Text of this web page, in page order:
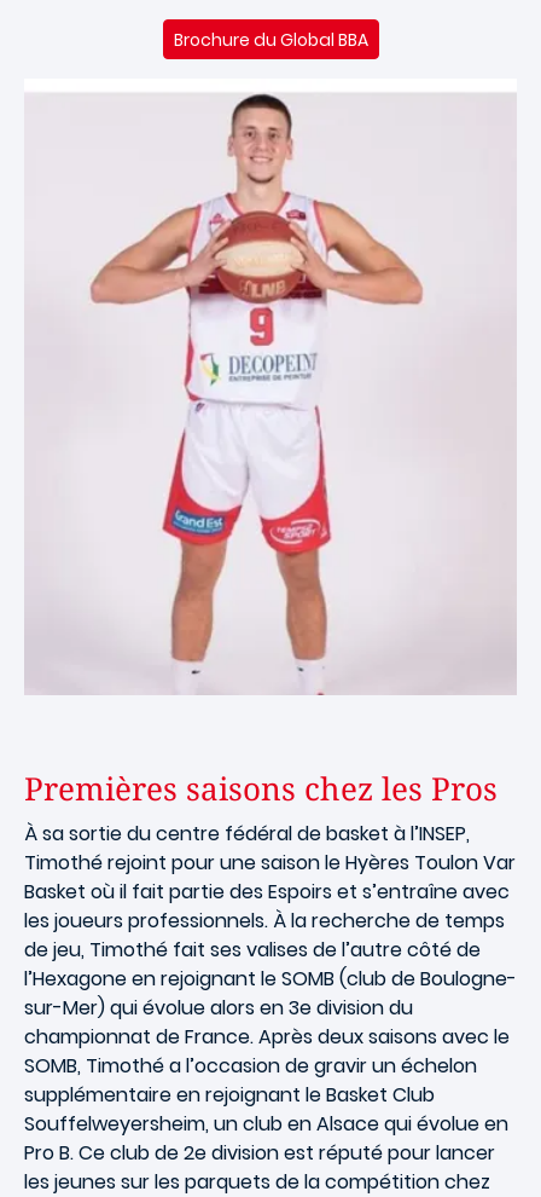
Brochure du Global BBA
Premières saisons chez les Pros
À sa sortie du centre fédéral de basket à l’INSEP,
Timothé rejoint pour une saison le Hyères Toulon Var
Basket où il fait partie des Espoirs et s’entraîne avec
les joueurs professionnels. À la recherche de temps
de jeu, Timothé fait ses valises de l’autre côté de
l’Hexagone en rejoignant le SOMB (club de Boulogne-
sur-Mer) qui évolue alors en 3e division du
championnat de France. Après deux saisons avec le
SOMB, Timothé a l’occasion de gravir un échelon
supplémentaire en rejoignant le Basket Club
Souffelweyersheim, un club en Alsace qui évolue en
Pro B. Ce club de 2e division est réputé pour lancer
les jeunes sur les parquets de la compétition chez